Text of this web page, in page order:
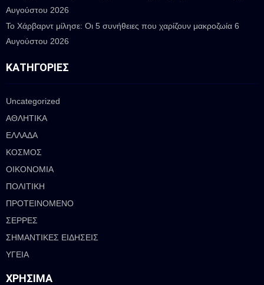
Αυγούστου 2026
Το Χάρβαρντ μίλησε: Οι 5 συνήθειες που χαρίζουν μακροζωία 6
Αυγούστου 2026
ΚΑΤΗΓΟΡΊΕΣ
Uncategorized
ΑΘΛΗΤΙΚΑ
ΕΛΛΑΔΑ
ΚΟΣΜΟΣ
ΟΙΚΟΝΟΜΙΑ
ΠΟΛΙΤΙΚΗ
ΠΡΟΤΕΙΝΟΜΕΝΟ
ΣΕΡΡΕΣ
ΣΗΜΑΝΤΙΚΕΣ ΕΙΔΗΣΕΙΣ
ΥΓΕΙΑ
ΧΡΉΣΙΜΑ